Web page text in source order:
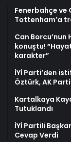
Fenerbahçe ve
Tottenham’a
Can Borcu’nun
konuştu!
karakter”
İYİ Parti’den
Öztürk, AK
Kartalkaya
Tutuklandı
İYİ Partili
Cevap Verdi